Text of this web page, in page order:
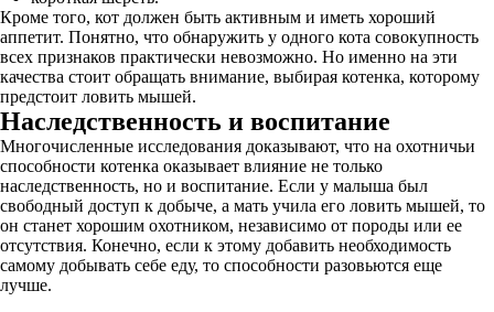
Кроме того, кот должен быть активным и иметь хороший
аппетит. Понятно, что обнаружить у одного кота совокупность
всех признаков практически невозможно. Но именно на эти
качества стоит обращать внимание, выбирая котенка, которому
предстоит ловить мышей.
Наследственность и воспитание
Многочисленные исследования доказывают, что на охотничьи
способности котенка оказывает влияние не только
наследственность, но и воспитание. Если у малыша был
свободный доступ к добыче, а мать учила его ловить мышей, то
он станет хорошим охотником, независимо от породы или ее
отсутствия. Конечно, если к этому добавить необходимость
самому добывать себе еду, то способности разовьются еще
лучше.